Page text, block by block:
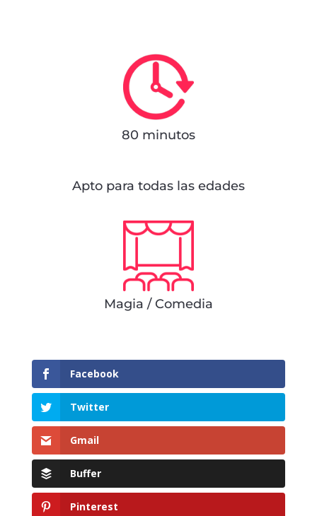
80 minutos
Apto para todas las edades
Magia / Comedia
Facebook
Twitter
Gmail
Buffer
Pinterest